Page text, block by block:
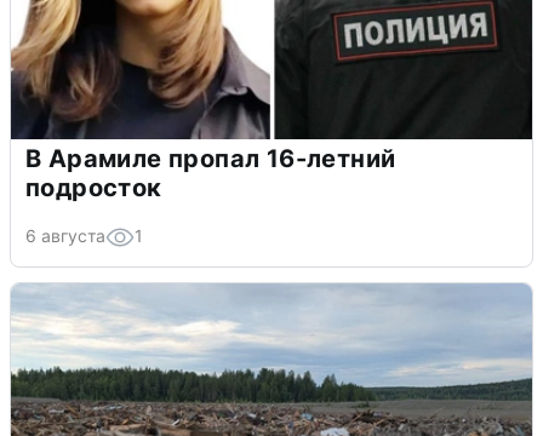
В Арамиле пропал 16-летний
подросток
6 августа 1